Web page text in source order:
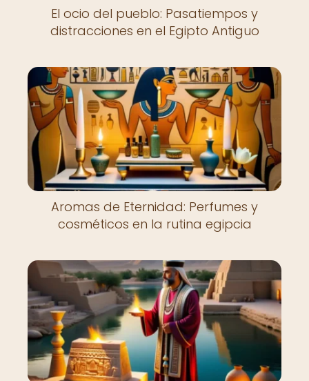
El ocio del pueblo: Pasatiempos y
distracciones en el Egipto Antiguo
Aromas de Eternidad: Perfumes y
cosméticos en la rutina egipcia